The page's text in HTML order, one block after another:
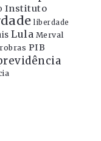
Instituto
liberdade
Lula Merval
PIB